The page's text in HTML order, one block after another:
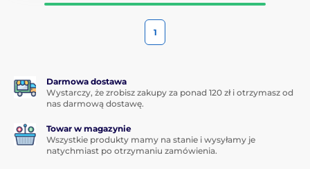
1
Darmowa dostawa
Wystarczy, że zrobisz zakupy za ponad 120 zł i otrzymasz od
nas darmową dostawę.
Towar w magazynie
Wszystkie produkty mamy na stanie i wysyłamy je
natychmiast po otrzymaniu zamówienia.